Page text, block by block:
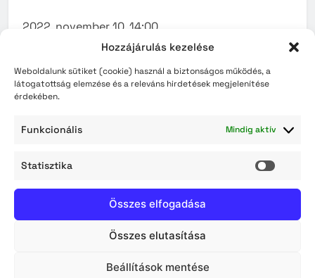
Hozzájárulás kezelése
Weboldalunk sütiket (cookie) használ a biztonságos működés, a
látogatottság elemzése és a releváns hirdetések megjelenítése
érdekében.
Funkcionális Mindig aktív
Statisztika
Összes elfogadása
Összes elutasítása
Beállítások mentése
2022. november 10. 14:00
Az öröklésjog általános szabályai
Debreceni Egyetem Egészségtudományi Kar,
Társadalomtudományi és Szociális Munka Tanszék
Előadás letöltése
2022. november 24. 14:00
gyógytornász hallgató szemével
Egyszerű gyógytorna gyakorlatok otthonra
(Interaktív előadás)
gyógytornász hallgató, HÖK elnök